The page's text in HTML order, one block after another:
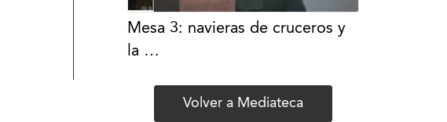
Mesa 3: navieras de cruceros y
la …
Volver a Mediateca